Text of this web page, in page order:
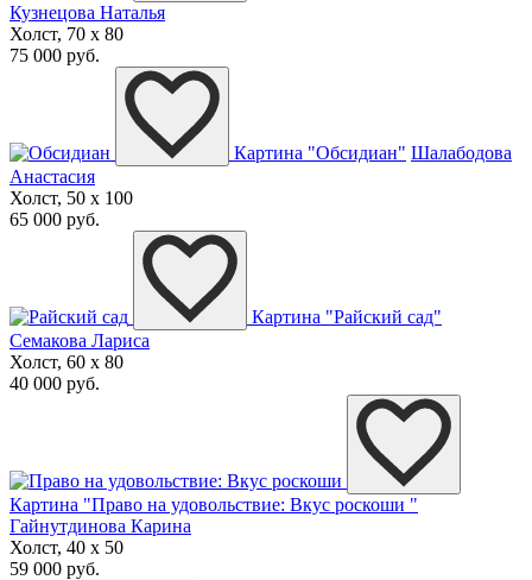
Кузнецова Наталья
Холст, 70 x 80
75 000 руб.
Картина "Обсидиан" Шалабодова
Анастасия
Холст, 50 x 100
65 000 руб.
Картина "Райский сад"
Семакова Лариса
Холст, 60 x 80
40 000 руб.
Картина "Право на удовольствие: Вкус роскоши "
Гайнутдинова Карина
Холст, 40 x 50
59 000 руб.